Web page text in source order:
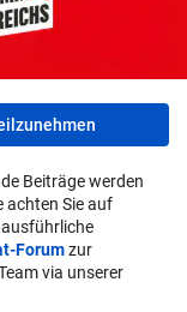
Beiträge werden
Sie auf
ausführliche
Forumzur
via unserer